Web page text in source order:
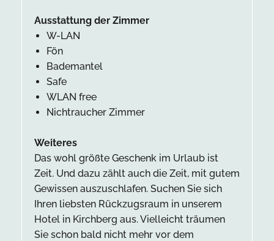
Ausstattung der Zimmer
W-LAN
Fön
Bademantel
Safe
WLAN free
Nichtraucher Zimmer
Weiteres
Das wohl größte Geschenk im Urlaub ist
Zeit. Und dazu zählt auch die Zeit, mit gutem
Gewissen auszuschlafen. Suchen Sie sich
Ihren liebsten Rückzugsraum in unserem
Hotel in Kirchberg aus. Vielleicht träumen
Sie schon bald nicht mehr vor dem